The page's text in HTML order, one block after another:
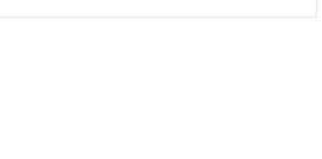
mudança de planos